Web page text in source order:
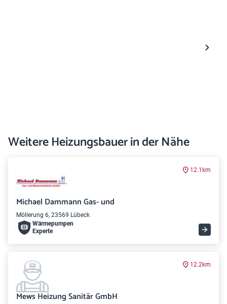
Weitere Heizungsbauer in der Nähe
12.1km
Michael Dammann Gas- und
Möllerung 6, 23569 Lübeck
Wärme­pumpen
Experte
12.2km
Mews Heizung Sanitär GmbH